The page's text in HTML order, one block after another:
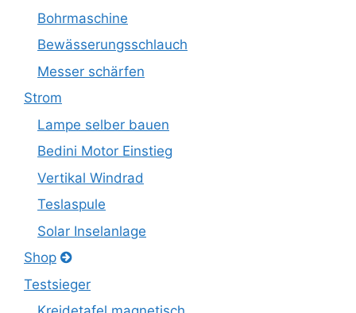
Bohrmaschine
Bewässerungsschlauch
Messer schärfen
Strom
Lampe selber bauen
Bedini Motor Einstieg
Vertikal Windrad
Teslaspule
Solar Inselanlage
Shop
Testsieger